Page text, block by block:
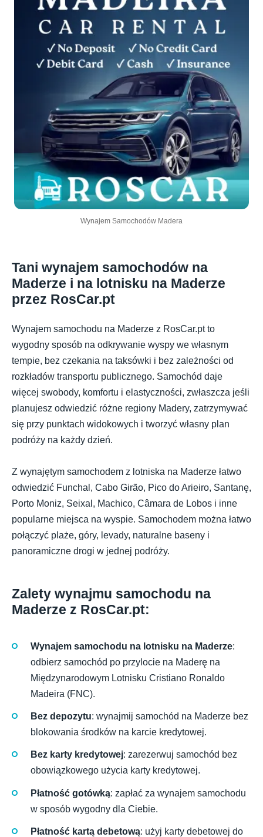
Wynajem Samochodów Madera
Tani wynajem samochodów na
Maderze i na lotnisku na Maderze
przez RosCar.pt
Wynajem samochodu na Maderze z RosCar.pt to
wygodny sposób na odkrywanie wyspy we własnym
tempie, bez czekania na taksówki i bez zależności od
rozkładów transportu publicznego. Samochód daje
więcej swobody, komfortu i elastyczności, zwłaszcza jeśli
planujesz odwiedzić różne regiony Madery, zatrzymywać
się przy punktach widokowych i tworzyć własny plan
podróży na każdy dzień.
Z wynajętym samochodem z lotniska na Maderze łatwo
odwiedzić Funchal, Cabo Girão, Pico do Arieiro, Santanę,
Porto Moniz, Seixal, Machico, Câmara de Lobos i inne
popularne miejsca na wyspie. Samochodem można łatwo
połączyć plaże, góry, levady, naturalne baseny i
panoramiczne drogi w jednej podróży.
Zalety wynajmu samochodu na
Maderze z RosCar.pt:
Wynajem samochodu na lotnisku na Maderze:
odbierz samochód po przylocie na Maderę na
Międzynarodowym Lotnisku Cristiano Ronaldo
Madeira (FNC).
Bez depozytu: wynajmij samochód na Maderze bez
blokowania środków na karcie kredytowej.
Bez karty kredytowej: zarezerwuj samochód bez
obowiązkowego użycia karty kredytowej.
Płatność gotówką: zapłać za wynajem samochodu
w sposób wygodny dla Ciebie.
Płatność kartą debetową: użyj karty debetowej do